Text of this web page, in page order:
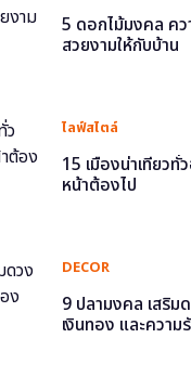
5 ดอกไม้มงคล คว
สวยงามให้กับบ้าน
ไลฟ์สไตล์
15 เมืองน่าเที่ยวทั่
หน้าต้องไป
DECOR
9 ปลามงคล เสริม
เงินทอง และความ